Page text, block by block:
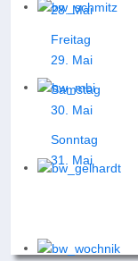
28. Mai
Freitag
29. Mai
Samstag
30. Mai
Sonntag
31. Mai